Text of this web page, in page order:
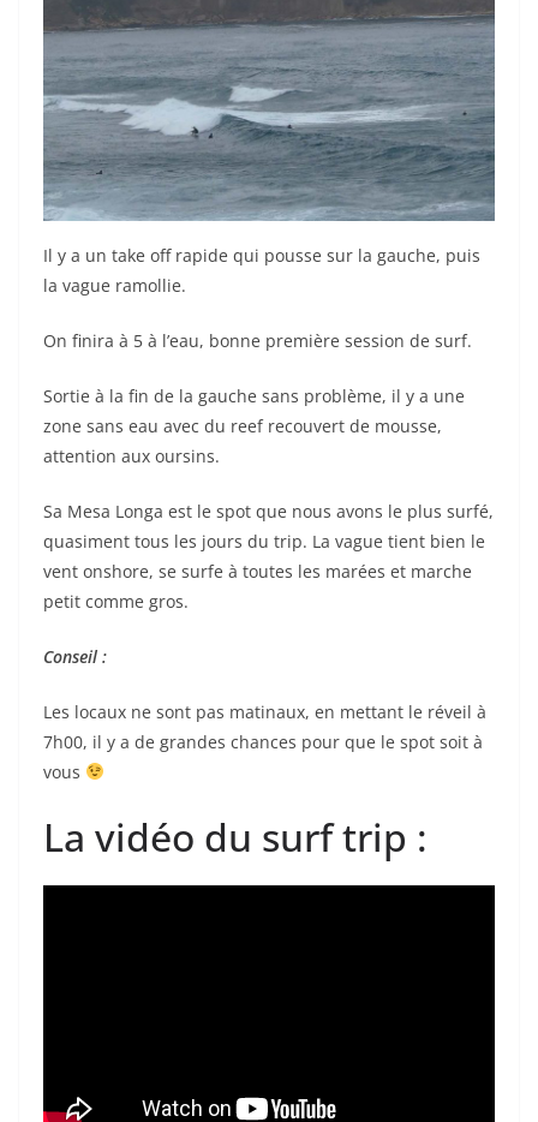
Il y a un take off rapide qui pousse sur la gauche, puis
la vague ramollie.
On finira à 5 à l’eau, bonne première session de surf.
Sortie à la fin de la gauche sans problème, il y a une
zone sans eau avec du reef recouvert de mousse,
attention aux oursins.
Sa Mesa Longa est le spot que nous avons le plus surfé,
quasiment tous les jours du trip. La vague tient bien le
vent onshore, se surfe à toutes les marées et marche
petit comme gros.
Conseil :
Les locaux ne sont pas matinaux, en mettant le réveil à
7h00, il y a de grandes chances pour que le spot soit à
vous
La vidéo du surf trip :